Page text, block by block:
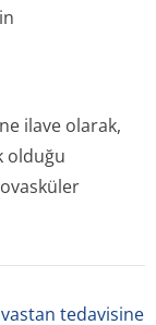
ilave olarak,
olduğu
tedavisine